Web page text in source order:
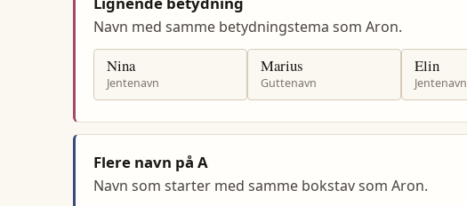
Navn med samme betydningstema som Aron.
Nina
Jentenavn
Marius
Guttenavn
Elin
Jentenavn
Flere navn på A
Navn som starter med samme bokstav som Aron.